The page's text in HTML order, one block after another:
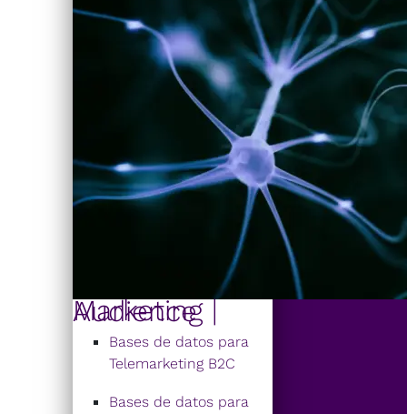
Marketing | Audience
Bases de datos para
Telemarketing B2C
Bases de datos para